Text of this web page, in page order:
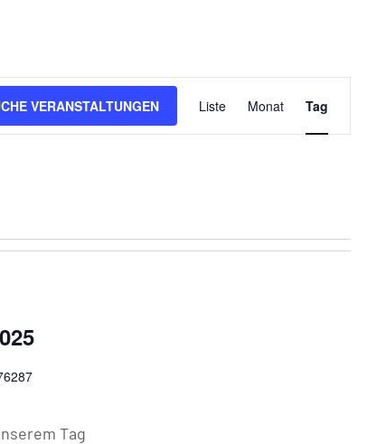
VERANSTALTUNGEN
Ansichten-
Navigation
Liste Monat Tag
Tag